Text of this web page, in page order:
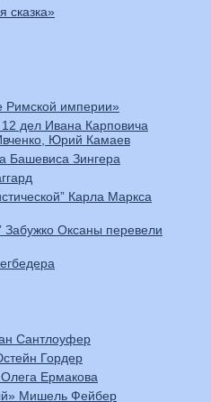
сказка»
Римской империи»
дел Ивана Карповича
Юрий Камаев
Башевиса Зингера
Карла Маркса
Забужко Оксаны перевели
Сантлоуфер
Гордер
Ермакова
Мишель Фейбер